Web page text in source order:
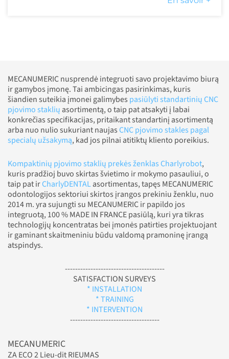
MECANUMERIC nusprendė integruoti savo projektavimo biurą
ir gamybos įmonę. Tai ambicingas pasirinkimas, kuris
šiandien suteikia įmonei galimybes pasiūlyti standartinių CNC
pjovimo staklių asortimentą, o taip pat atsakyti į labai
konkrečias specifikacijas, pritaikant standartinį asortimentą
arba nuo nulio sukuriant naujasCNC pjovimo stakles pagal
specialų užsakymą, kad jos pilnai atitiktų kliento poreikius.
Kompaktinių pjovimo staklių prekės ženklas Charlyrobot,
kuris pradžioj buvo skirtas švietimo ir mokymo pasauliui, o
taip pat irCharlyDENTALasortimentas, tapęs MECANUMERIC
odontologijos sektoriui skirtos įrangos prekiniu ženklu, nuo
2014 m. yra sujungti su MECANUMERIC ir papildo jos
integruotą, 100 % MADE IN FRANCE pasiūlą, kuri yra tikras
technologijų koncentratas bei įmonės patirties projektuojant
ir gaminant skaitmeniniu būdu valdomą pramoninę įrangą
atspindys.
---------------------------------------
SATISFACTION SURVEYS
* INSTALLATION
* TRAINING
* INTERVENTION
-----------------------------------
MECANUMERIC
ZA ECO 2 Lieu-dit RIEUMAS